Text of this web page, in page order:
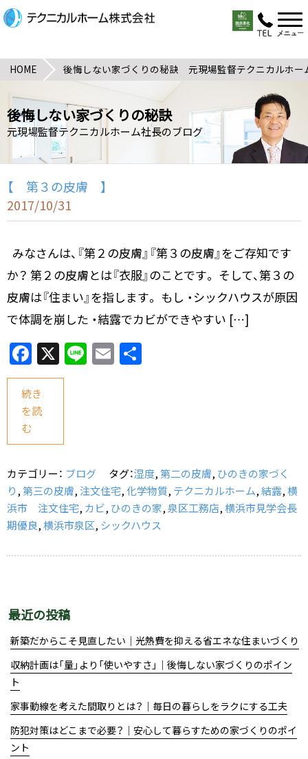
HOME 後悔しない家づくりの秘訣 元現場監督テクニカルホー
後悔しない家づくりの秘訣
元現場監督テクニカルホーム社長のブログ
【 第３の皮膚 】
2017/10/31
みなさんは、『第２の皮膚』『第３の皮膚』をご存知です
か？ 第２の皮膚とは『衣服』のことです。 そして、第３の
皮膚は『住まい』を指します。 もし ・シックハウスが原因
で体調を崩した ・結露でカビができやすい […]
F
a
c
e
b
o
o
k
X Li
n
E
m
続き
を読
む
カテゴリー： ブログ タグ：湿度, 第二の皮膚, ひのきの家づく
り, 第三の皮膚,注文住宅,化学物質, テクニカルホーム,結露,横
浜市 注文住宅, カビ, ひのきの家,泉区工務店,横浜市見学会長
期優良,横浜市泉区, シックハウス
最近の投稿
新築だからこそ見直したい｜光熱費を抑える省エネな住まいづくり
収納計画は「量」より「使いやすさ」｜後悔しない家づくりのポイン
ト
家事動線を考えた間取りとは？｜毎日の暮らしをラクにする工夫
防犯対策はどこまで必要？｜安心して暮らすための家づくりのポイ
ント